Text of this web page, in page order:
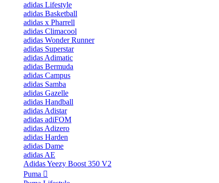
adidas Lifestyle
adidas Basketball
adidas x Pharrell
adidas Climacool
adidas Wonder Runner
adidas Superstar
adidas Adimatic
adidas Bermuda
adidas Campus
adidas Samba
adidas Gazelle
adidas Handball
adidas Adistar
adidas adiFOM
adidas Adizero
adidas Harden
adidas Dame
adidas AE
Adidas Yeezy Boost 350 V2
Puma